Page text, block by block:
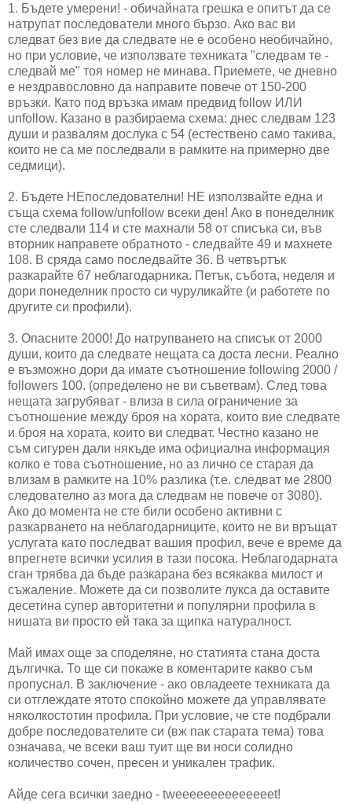
1. Бъдете умерени! - обичайната грешка е опитът да се
натрупат последователи много бързо. Ако вас ви
следват без вие да следвате не е особено необичайно,
но при условие, че използвате техниката "следвам те -
следвай ме" тоя номер не минава. Приемете, че дневно
е нездравословно да направите повече от 150-200
връзки. Като под връзка имам предвид follow ИЛИ
unfollow. Казано в разбираема схема: днес следвам 123
души и развалям дослука с 54 (естествено само такива,
които не са ме последвали в рамките на примерно две
седмици).
2. Бъдете НЕпоследователни! НЕ използвайте една и
съща схема follow/unfollow всеки ден! Ако в понеделник
сте следвали 114 и сте махнали 58 от списъка си, във
вторник направете обратното - следвайте 49 и махнете
108. В сряда само последвайте 36. В четвъртък
разкарайте 67 неблагодарника. Петък, събота, неделя и
дори понеделник просто си чуруликайте (и работете по
другите си профили).
3. Опасните 2000! До натрупването на списък от 2000
души, които да следвате нещата са доста лесни. Реално
е възможно дори да имате съотношение following 2000 /
followers 100. (определено не ви съветвам). След това
нещата загрубяват - влиза в сила ограничение за
съотношение между броя на хората, които вие следвате
и броя на хората, които ви следват. Честно казано не
съм сигурен дали някъде има официална информация
колко е това съотношение, но аз лично се старая да
влизам в рамките на 10% разлика (т.е. следват ме 2800
следователно аз мога да следвам не повече от 3080).
Ако до момента не сте били особено активни с
разкарването на неблагодарниците, които не ви връщат
услугата като последват вашия профил, вече е време да
впрегнете всички усилия в тази посока. Неблагодарната
сган трябва да бъде разкарана без всякаква милост и
съжаление. Можете да си позволите лукса да оставите
десетина супер авторитетни и популярни профила в
нишата ви просто ей така за щипка натуралност.
Май имах още за споделяне, но статията стана доста
дългичка. То ще си покаже в коментарите какво съм
пропуснал. В заключение - ако овладеете техниката да
си отглеждате ятото спокойно можете да управлявате
няколкостотин профила. При условие, че сте подбрали
добре последователите си (вж пак старата тема) това
означава, че всеки ваш туит ще ви носи солидно
количество сочен, пресен и уникален трафик.
Айде сега всички заедно - tweeeeeeeeeeeeeet!